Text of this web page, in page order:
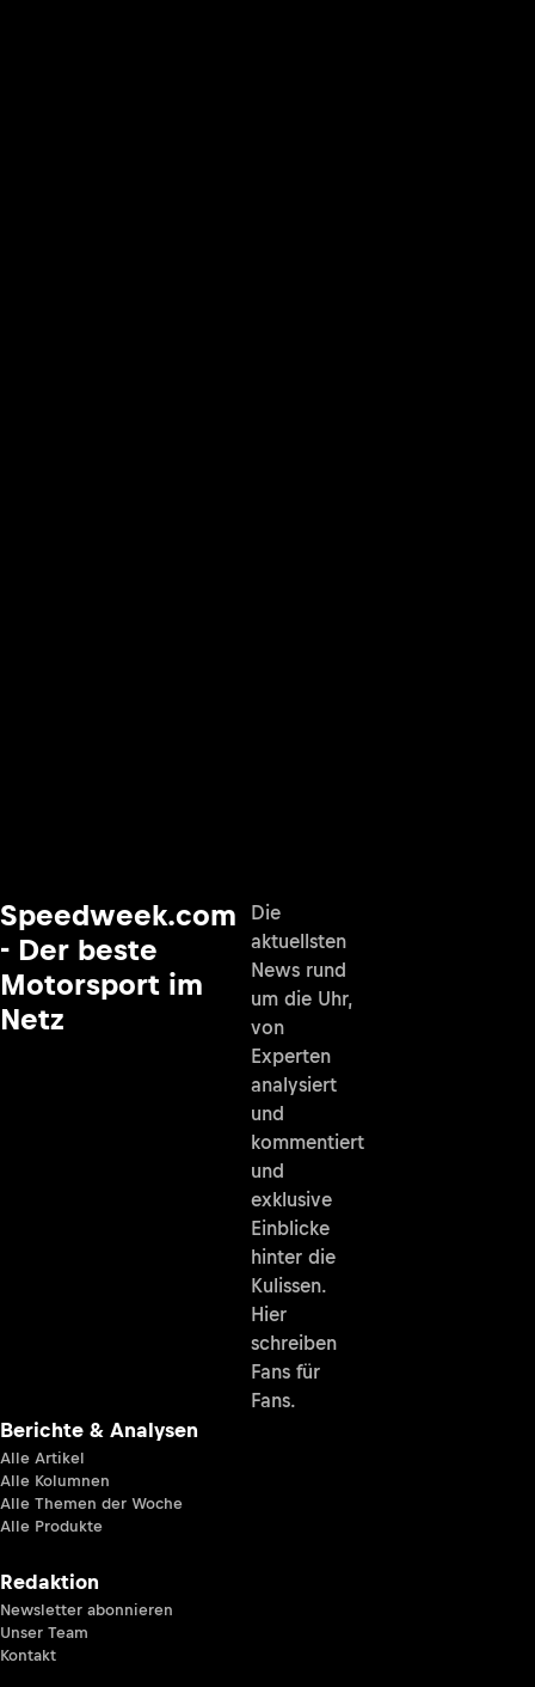
Speedweek.com
- Der beste
Motorsport im
Netz
Die
aktuellsten
News rund
um die Uhr,
von
Experten
analysiert
und
kommentiert
und
exklusive
Einblicke
hinter die
Kulissen.
Hier
schreiben
Fans für
Fans.
Berichte & Analysen
Alle Artikel
Alle Kolumnen
Alle Themen der Woche
Alle Produkte
Redaktion
Newsletter abonnieren
Unser Team
Kontakt